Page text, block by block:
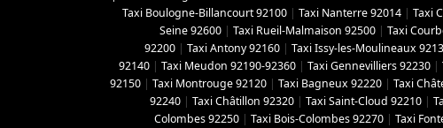
Taxi Boulogne-Billancourt 92100 | Taxi Nanterre 92014 | Taxi
Seine 92600 | Taxi Rueil-Malmaison 92500 | Taxi
92200 | Taxi Antony 92160 | Taxi Issy-les-Moulineaux
92140 | Taxi Meudon 92190-92360 | Taxi Gennevilliers 92230 |
92150 | Taxi Montrouge 92120 | Taxi Bagneux 92220 | Taxi
92240 | Taxi Châtillon 92320 | Taxi Saint-Cloud 92210 |
Colombes 92250 | Taxi Bois-Colombes 92270 | Taxi